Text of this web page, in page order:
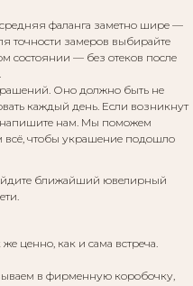
фаланга заметно шире —
точности замеров выбирайте
состоянии — без отеков после
Оно должно быть не
каждый день. Если возникнут
нам. Мы поможем
всё, чтобы украшение подошло
ближайший ювелирный
ценно, как и сама встреча.
в фирменную коробочку,